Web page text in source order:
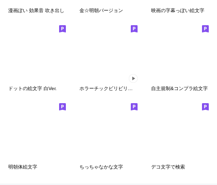
漫画ぽい 効果音 吹き出し 金☆明朝バージョン 映画の字幕っぽい絵文字
ドットの絵文字 白Ver. ホラーチックビリビリノイズ 自主規制&コンプラ絵文字
明朝体絵文字 ちっちゃなかな文字 デコ文字で検索